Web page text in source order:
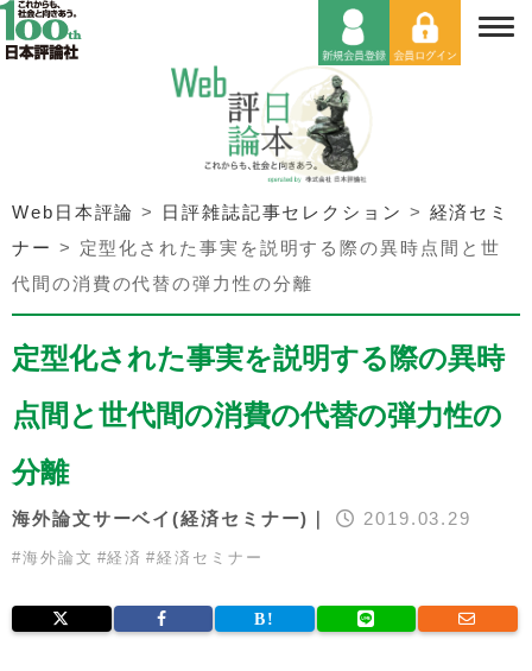
Web日本評論 > 日評雑誌記事セレクション > 経済セミ
ナー > 定型化された事実を説明する際の異時点間と世
代間の消費の代替の弾力性の分離
定型化された事実を説明する際の異時
点間と世代間の消費の代替の弾力性の
分離
海外論文サーベイ(経済セミナー)｜ 2019.03.29
#海外論文 #経済 #経済セミナー